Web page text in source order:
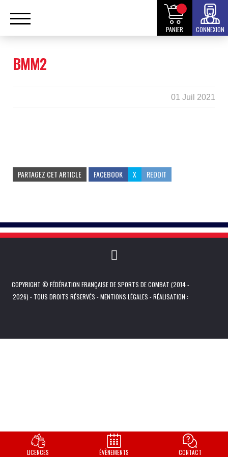
PANIER CONNEXION
BMM2
01 Juil 2021
PARTAGEZ CET ARTICLE FACEBOOK X REDDIT
COPYRIGHT © FÉDÉRATION FRANÇAISE DE SPORTS DE COMBAT (2014 -
2026) - TOUS DROITS RÉSERVÉS -MENTIONS LÉGALES - RÉALISATION :
LICENCES ÉVÈNEMENTS CONTACT